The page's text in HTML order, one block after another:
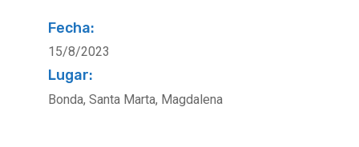
Fecha:
15/8/2023
Lugar:
Bonda, Santa Marta, Magdalena